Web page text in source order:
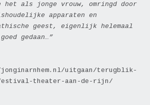
het als jonge vrouw, omringd door
apparaten en
geest, eigenlijk helemaal
gedaan…”
uitgaan/terugblik-
theater-aan-de-rijn/